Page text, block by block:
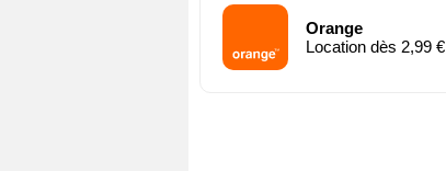
Orange
Location dès 2,99 €